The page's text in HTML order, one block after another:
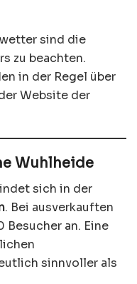
sind die
zu beachten.
in der Regel über
Website der
Wuhlheide
sich in der
. Bei ausverkauften
Besucher an. Eine
sinnvoller als